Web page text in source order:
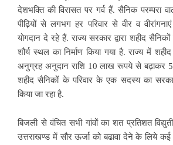
देशभक्ति की विरासत पर गर्व हैं. सैनिक परम्परा
पीढ़ियों से लगभग हर परिवार से वीर व
योगदान दे रहे हैं. राज्य सरकार द्वारा शहीद
शौर्य स्थल का निर्माण किया गया है. राज्य में
अनुग्रह अनुदान राशि 10 लाख रूपये से बढ़ाकर
शहीद सैनिकों के परिवार के एक सदस्य का
किया जा रहा है.
बिजली से वंचित सभी गांवों का शत प्रतिशत
उत्तराखण्ड में सौर ऊर्जा को बढावा देने के लिये